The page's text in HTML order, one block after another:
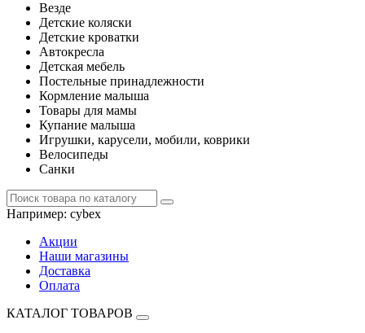
Везде
Детские коляски
Детские кроватки
Автокресла
Детская мебель
Постельные принадлежности
Кормление малыша
Товары для мамы
Купание малыша
Игрушки, карусели, мобили, коврики
Велосипеды
Санки
Например: cybex
Акции
Наши магазины
Доставка
Оплата
КАТАЛОГ ТОВАРОВ